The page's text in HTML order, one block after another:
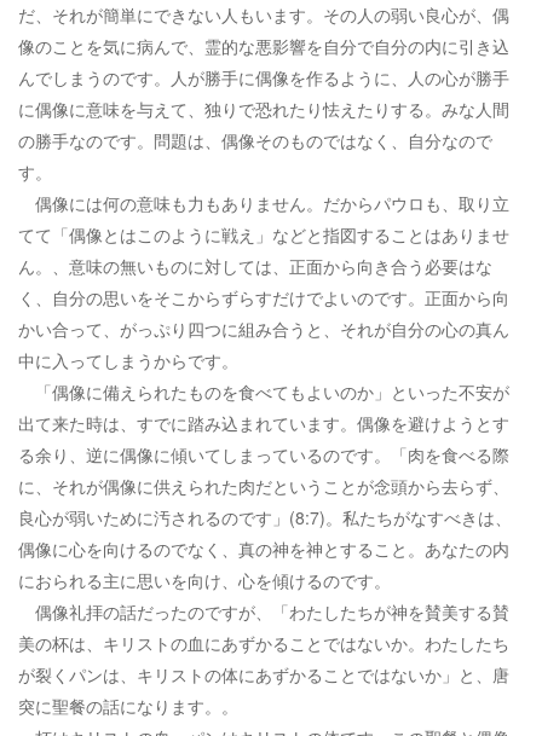
だ、それが簡単にできない人もいます。その人の弱い良心が、偶
像のことを気に病んで、霊的な悪影響を自分で自分の内に引き込
んでしまうのです。人が勝手に偶像を作るように、人の心が勝手
に偶像に意味を与えて、独りで恐れたり怯えたりする。みな人間
の勝手なのです。問題は、偶像そのものではなく、自分なので
す。
偶像には何の意味も力もありません。だからパウロも、取り立
てて「偶像とはこのように戦え」などと指図することはありませ
ん。、意味の無いものに対しては、正面から向き合う必要はな
く、自分の思いをそこからずらすだけでよいのです。正面から向
かい合って、がっぷり四つに組み合うと、それが自分の心の真ん
中に入ってしまうからです。
「偶像に備えられたものを食べてもよいのか」といった不安が
出て来た時は、すでに踏み込まれています。偶像を避けようとす
る余り、逆に偶像に傾いてしまっているのです。「肉を食べる際
に、それが偶像に供えられた肉だということが念頭から去らず、
良心が弱いために汚されるのです」(8:7)。私たちがなすべきは、
偶像に心を向けるのでなく、真の神を神とすること。あなたの内
におられる主に思いを向け、心を傾けるのです。
偶像礼拝の話だったのですが、「わたしたちが神を賛美する賛
美の杯は、キリストの血にあずかることではないか。わたしたち
が裂くパンは、キリストの体にあずかることではないか」と、唐
突に聖餐の話になります。。